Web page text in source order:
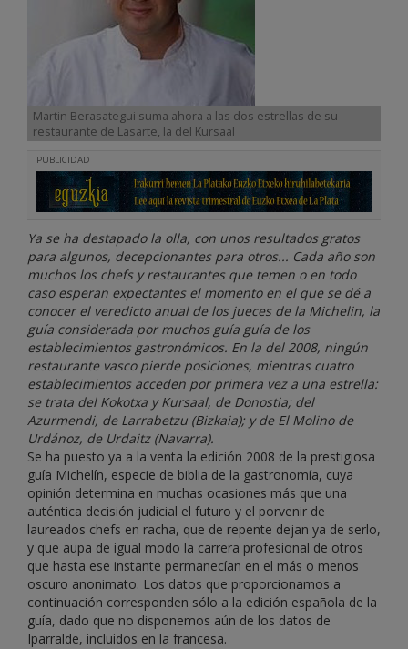
Martin Berasategui suma ahora a las dos estrellas de su
restaurante de Lasarte, la del Kursaal
PUBLICIDAD
Ya se ha destapado la olla, con unos resultados gratos
para algunos, decepcionantes para otros... Cada año son
muchos los chefs y restaurantes que temen o en todo
caso esperan expectantes el momento en el que se dé a
conocer el veredicto anual de los jueces de la Michelin, la
guía considerada por muchos guía guía de los
establecimientos gastronómicos. En la del 2008, ningún
restaurante vasco pierde posiciones, mientras cuatro
establecimientos acceden por primera vez a una estrella:
se trata del Kokotxa y Kursaal, de Donostia; del
Azurmendi, de Larrabetzu (Bizkaia); y de El Molino de
Urdánoz, de Urdaitz (Navarra).
Se ha puesto ya a la venta la edición 2008 de la prestigiosa
guía Michelín, especie de biblia de la gastronomía, cuya
opinión determina en muchas ocasiones más que una
auténtica decisión judicial el futuro y el porvenir de
laureados chefs en racha, que de repente dejan ya de serlo,
y que aupa de igual modo la carrera profesional de otros
que hasta ese instante permanecían en el más o menos
oscuro anonimato. Los datos que proporcionamos a
continuación corresponden sólo a la edición española de la
guía, dado que no disponemos aún de los datos de
Iparralde, incluidos en la francesa.